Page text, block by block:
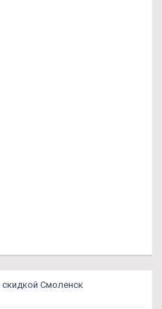
Смоленск